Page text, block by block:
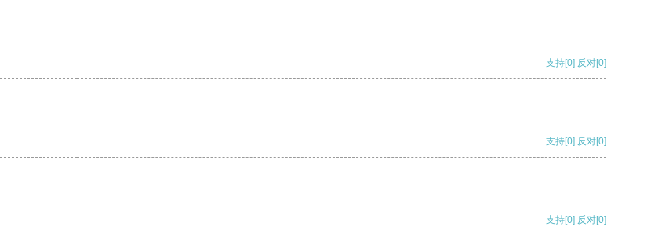
支持[0] 反对[0]
支持[0] 反对[0]
支持[0] 反对[0]